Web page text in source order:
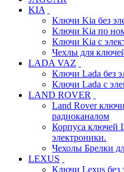
KIA
Ключи Kia без
Ключи Kia по
Ключи Kia с
Чехлы для
LADA VAZ
Ключи Lada без
Ключи Lada с
LAND ROVER
Land Rover
радиоканалом
Корпуса ключей
электроники.
Чехолы Брелки
LEXUS
Ключи Lexus без